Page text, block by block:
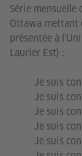
Série
Ottawa mettant
présentée à
Laurier Est) :
Je suis
Je suis
Je suis
Je suis
Je suis